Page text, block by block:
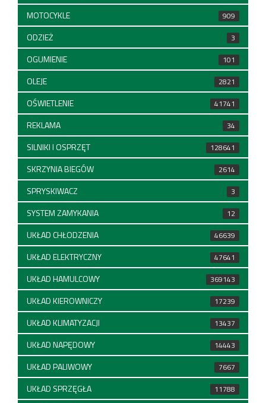
MOTOCYKLE 909
ODZIEŻ 3
OGUMIENIE 101
OLEJE 2821
OŚWIETLENIE 41741
REKLAMA 34
SILNIKI I OSPRZĘT 128641
SKRZYNIA BIEGÓW 2614
SPRYSKIWACZ 3
SYSTEM ZAMYKANIA 12
UKŁAD CHŁODZENIA 46639
UKŁAD ELEKTRYCZNY 47641
UKŁAD HAMULCOWY 369143
UKŁAD KIEROWNICZY 17239
UKŁAD KLIMATYZACJI 13437
UKŁAD NAPĘDOWY 14443
UKŁAD PALIWOWY 7667
UKŁAD SPRZĘGŁA 11788